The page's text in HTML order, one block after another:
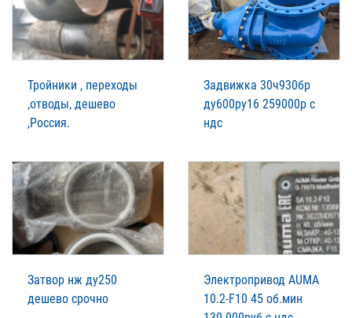
Тройники , переходы
,отводы, дешево
,Россия.
Задвижка 30ч930бр
ду600ру16 259000р с
ндс
Затвор нж ду250
дешево срочно
Электропривод AUMA
10.2-F10 45 об.мин